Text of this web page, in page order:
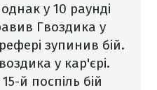
у 10 раунді
Гвоздика у
зупинив бій.
у кар'єрі.
й поспіль бій